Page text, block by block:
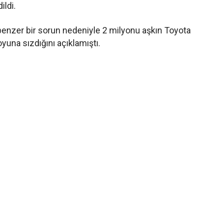
bir sorun nedeniyle 2 milyonu aşkın Toyota
sızdığını açıklamıştı.